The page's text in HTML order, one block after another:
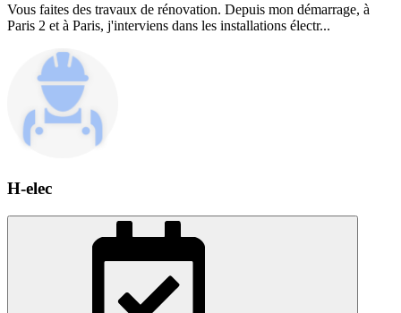
Vous faites des travaux de rénovation. Depuis mon démarrage, à
Paris 2 et à Paris, j'interviens dans les installations électr...
H-elec